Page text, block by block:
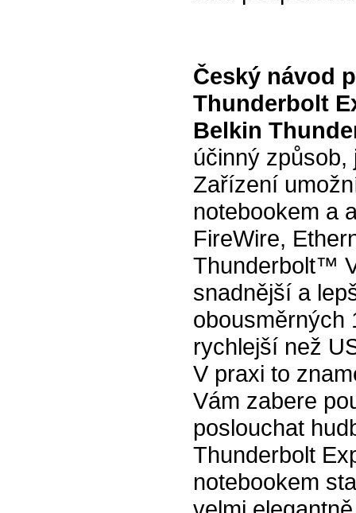
Český návod
Thunderbolt
Belkin
účinný
Zařízení
notebookem a
FireWire,
Thunderbolt™
snadnější a
obousměrných
rychlejší než
V praxi to
Vám zabere
poslouchat
Thunderbolt
notebookem